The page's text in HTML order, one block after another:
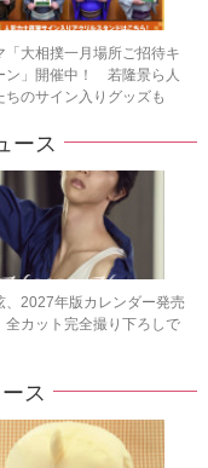
「大相撲一月場所ご招待キ
ン」開催中！ 若隆景ら人
ちのサイン入りグッズも
ース
、2027年版カレンダー発売
カット完全撮り下ろしで
ス